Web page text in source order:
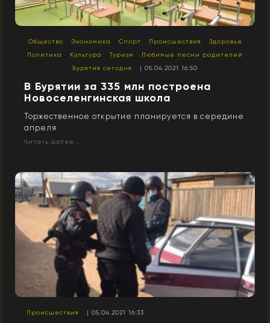
Общество Экономика Спорт Происшествия
Здоровье
Политика
Культура Туризм
Любимые песни родителей
Бурятия сегодня
| 05.04.2021 16:50
В Бурятии за 335 млн построена
Новоселенгинская школа
Торжественное открытие планируется в середине
апреля
Читать далее...
Происшествия | 05.04.2021 16:33